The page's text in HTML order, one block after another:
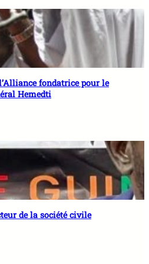
fondatrice pour le
Hemedti
de la société civile